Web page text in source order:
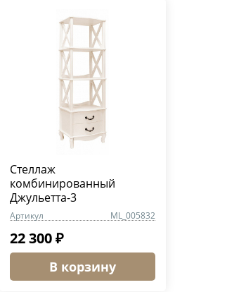
Стеллаж
комбинированный
Джульетта-3
Артикул ML_005832
22 300 ₽
В корзину